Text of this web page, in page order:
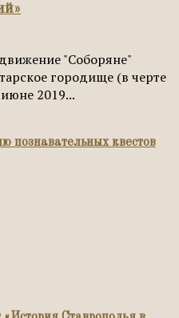
"Соборяне"
городище (в черте
2019...
познавательных квестов